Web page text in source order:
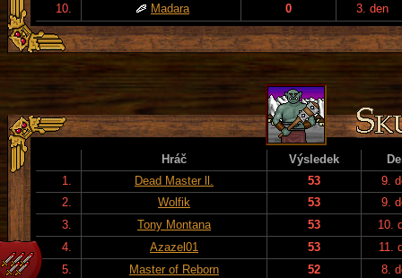
10.
Madara 0 3. den
Hráč Výsledek
1.
Dead Master ll. 53
9.
2.
Wolfik 53
9.
3.
Tony Montana 53
10.
4.
Azazel01 53
11.
5.
Master of Reborn 52
8.